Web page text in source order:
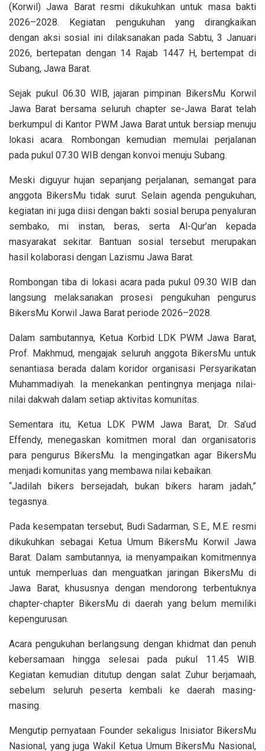
(Korwil) Jawa Barat resmi dikukuhkan untuk masa bakti
2026–2028. Kegiatan pengukuhan yang dirangkaikan
dengan aksi sosial ini dilaksanakan pada Sabtu, 3 Januari
2026, bertepatan dengan 14 Rajab 1447 H, bertempat di
Subang, Jawa Barat.
Sejak pukul 06.30 WIB, jajaran pimpinan BikersMu Korwil
Jawa Barat bersama seluruh chapter se-Jawa Barat telah
berkumpul di Kantor PWM Jawa Barat untuk bersiap menuju
lokasi acara. Rombongan kemudian memulai perjalanan
pada pukul 07.30 WIB dengan konvoi menuju Subang.
Meski diguyur hujan sepanjang perjalanan, semangat para
anggota BikersMu tidak surut. Selain agenda pengukuhan,
kegiatan ini juga diisi dengan bakti sosial berupa penyaluran
sembako, mi instan, beras, serta Al-Qur’an kepada
masyarakat sekitar. Bantuan sosial tersebut merupakan
hasil kolaborasi dengan Lazismu Jawa Barat.
Rombongan tiba di lokasi acara pada pukul 09.30 WIB dan
langsung melaksanakan prosesi pengukuhan pengurus
BikersMu Korwil Jawa Barat periode 2026–2028.
Dalam sambutannya, Ketua Korbid LDK PWM Jawa Barat,
Prof. Makhmud, mengajak seluruh anggota BikersMu untuk
senantiasa berada dalam koridor organisasi Persyarikatan
Muhammadiyah. Ia menekankan pentingnya menjaga nilai-
nilai dakwah dalam setiap aktivitas komunitas.
Sementara itu, Ketua LDK PWM Jawa Barat, Dr. Sa’ud
Effendy, menegaskan komitmen moral dan organisatoris
para pengurus BikersMu. Ia mengingatkan agar BikersMu
menjadi komunitas yang membawa nilai kebaikan.
“Jadilah bikers bersejadah, bukan bikers haram jadah,”
tegasnya.
Pada kesempatan tersebut, Budi Sadarman, S.E., M.E. resmi
dikukuhkan sebagai Ketua Umum BikersMu Korwil Jawa
Barat. Dalam sambutannya, ia menyampaikan komitmennya
untuk memperluas dan menguatkan jaringan BikersMu di
Jawa Barat, khususnya dengan mendorong terbentuknya
chapter-chapter BikersMu di daerah yang belum memiliki
kepengurusan.
Acara pengukuhan berlangsung dengan khidmat dan penuh
kebersamaan hingga selesai pada pukul 11.45 WIB.
Kegiatan kemudian ditutup dengan salat Zuhur berjamaah,
sebelum seluruh peserta kembali ke daerah masing-
masing.
Mengutip pernyataan Founder sekaligus Inisiator BikersMu
Nasional, yang juga Wakil Ketua Umum BikersMu Nasional,